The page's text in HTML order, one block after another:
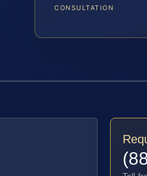
CONSULTATION